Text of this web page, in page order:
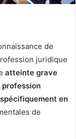
de
juridique
atteinte grave
profession
spécifiquement en
de